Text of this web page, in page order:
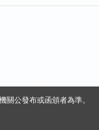
公發布或函頒者為準。